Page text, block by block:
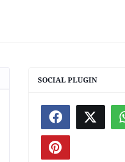
SOCIAL PLUGIN